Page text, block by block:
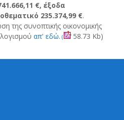
€, έξοδα
235.374,99 €.
της συνοπτικής οικονομικής
απ' εδώ. ( 58.73 Kb)